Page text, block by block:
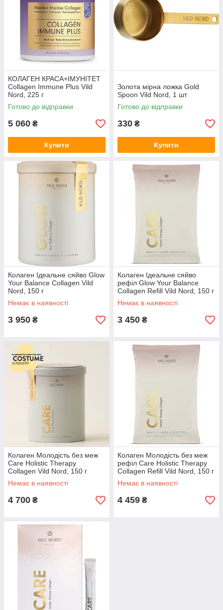
КОЛАГЕН КРАСА+ІМУНІТЕТ
Collagen Immune Plus Vild
Nord, 225 г
Готово до відправки
5 060 ₴
Купити
Золота мірна ложка Gold
Spoon Vild Nord, 1 шт
Готово до відправки
330 ₴
Купити
Колаген Ідеальне сяйво Glow
Your Balance Collagen Vild
Nord, 150 г
Немає в наявності
3 950 ₴
Колаген Ідеальне сяйво
рефіл Glow Your Balance
Collagen Refill Vild Nord, 150 г
Немає в наявності
3 450 ₴
Колаген Молодість без меж
Care Holistic Therapy
Collagen Vild Nord, 150 г
Немає в наявності
4 700 ₴
Колаген Молодість без меж
рефіл Care Holistic Therapy
Collagen Refill Vild Nord, 150 г
Немає в наявності
4 459 ₴